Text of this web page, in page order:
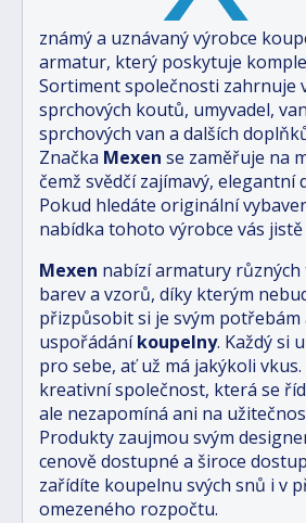
známý a uznávaný výrobce
armatur, který poskytuje
Sortiment společnosti zahrnuje
sprchových koutů, umyvadel,
sprchových van a dalších
Značka Mexen se zaměřuje na
čemž svědčí zajímavý, elegantní
Pokud hledáte originální
nabídka tohoto výrobce vás jistě
Mexen nabízí armatury
barev a vzorů, díky kterým
přizpůsobit si je svým potřebám
uspořádáníkoupelny. Každý si
pro sebe, ať už má jakýkoli vkus.
kreativní společnost, která se
ale nezapomíná ani na
Produkty zaujmou svým
cenově dostupné a široce
zařídíte koupelnu svých snů i v
omezeného rozpočtu.